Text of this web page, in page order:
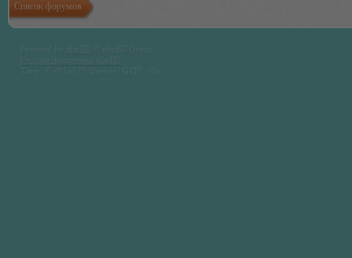
Список форумов
Time : 0.401s | 20 Queries | GZIP : On